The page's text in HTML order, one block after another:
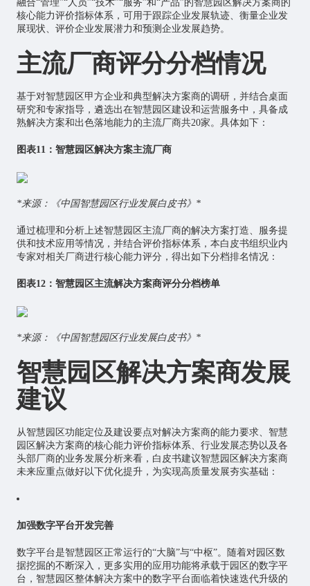
融合“管理”“人员”“技术”“服务”和“产品”的智慧园区解决方案商的
核心能力评价指标体系，可用于跟踪企业发展轨迹、衡量企业发
展现状、评价企业发展潜力和预测企业发展趋势。
主流厂商评分分档情况
基于对智慧园区甲方企业和典型解决方案商的调研，并结合桌面
研究和专家指导，遴选出在智慧园区建设和运营服务中，具备成
熟解决方案和出色落地能力的主流厂商共20家。具体如下：
图表11：智慧园区解决方案主流厂商
*来源：《中国智慧园区行业发展白皮书》*
通过梳理和分析上述智慧园区主流厂商的解决方案打造、服务提
供和技术应用等情况，并结合评价指标体系，本白皮书组织业内
专家对相关厂商进行核心能力评分，得出如下分档排名情况：
图表12：智慧园区主流解决方案商评分分档榜单
*来源：《中国智慧园区行业发展白皮书》*
智慧园区解决方案商发展
建议
从智慧园区功能定位及建设要点对解决方案商的能力要求、智慧
园区解决方案商的核心能力评价指标体系、行业发展态势以及各
头部厂商的业务发展分析来看，白皮书建议智慧园区解决方案商
未来应重点做好以下优化提升，为实现高质量发展夯实基础：
加强数字平台开发完善
数字平台是智慧园区正常运行的“大脑”与“中枢”。随着对园区数
据挖掘的不断深入，更多实用的应用功能将承载于园区的数字平
台，智慧园区整体解决方案中的数字平台面临着快速迭代升级的